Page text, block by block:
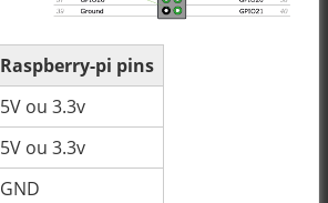
Raspberry-pi pins
5V ou 3.3v
5V ou 3.3v
GND